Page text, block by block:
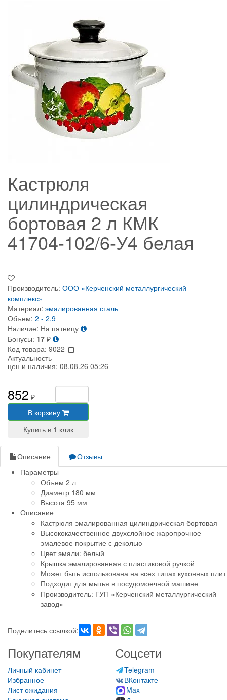
Кастрюля
цилиндрическая
бортовая 2 л КМК
41704-102/6-У4 белая
Производитель: ООО «Керченский металлургический
комплекс»
Материал: эмалированная сталь
Объем: 2 - 2,9
Наличие: На пятницу
Бонусы: 17 ₽
Код товара: 9022
Актуальность
цен и наличия: 08.08.26 05:26
852 ₽
В корзину
Описание
Отзывы
Параметры
Объем 2 л
Диаметр 180 мм
Высота 95 мм
Описание
Кастрюля эмалированная цилиндрическая бортовая
Высококачественное двухслойное жаропрочное
эмалевое покрытие с деколью
Цвет эмали: белый
Крышка эмалированная с пластиковой ручкой
Может быть использована на всех типах кухонных плит
Подходит для мытья в посудомоечной машине
Производитель: ГУП «Керченский металлургический
завод»
Поделитесь ссылкой:
Покупателям
Личный кабинет
Избранное
Лист ожидания
Соцсети
Telegram
ВКонтакте
Max